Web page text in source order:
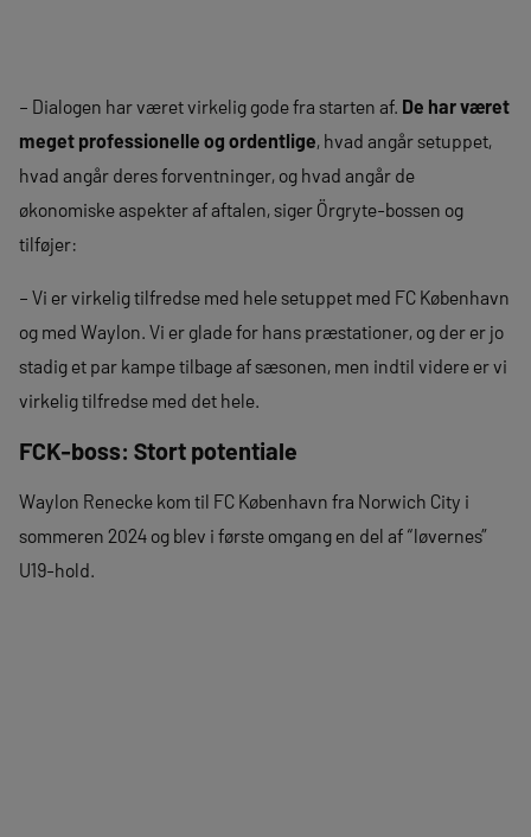
– Dialogen har været virkelig gode fra starten af. De har været
meget professionelle og ordentlige, hvad angår setuppet,
hvad angår deres forventninger, og hvad angår de
økonomiske aspekter af aftalen, siger Örgryte-bossen og
tilføjer:
– Vi er virkelig tilfredse med hele setuppet med FC København
og med Waylon. Vi er glade for hans præstationer, og der er jo
stadig et par kampe tilbage af sæsonen, men indtil videre er vi
virkelig tilfredse med det hele.
FCK-boss: Stort potentiale
Waylon Renecke kom til FC København fra Norwich City i
sommeren 2024 og blev i første omgang en del af “løvernes”
U19-hold.